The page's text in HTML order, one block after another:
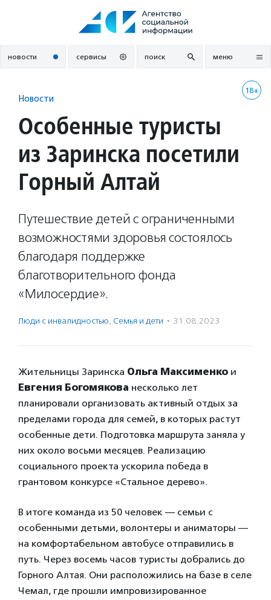
новости сервисы поиск меню
18+
Новости
Особенные туристы
из Заринска посетили
Горный Алтай
Путешествие детей с ограниченными
возможностями здоровья состоялось
благодаря поддержке
благотворительного фонда
«Милосердие».
Люди с инвалидностью, Семья и дети · 31.08.2023
Жительницы Заринска Ольга Максименко и
Евгения Богомякова несколько лет
планировали организовать активный отдых за
пределами города для семей, в которых растут
особенные дети. Подготовка маршрута заняла у
них около восьми месяцев. Реализацию
социального проекта ускорила победа в
грантовом конкурсе «Стальное дерево».
В итоге команда из 50 человек — семьи с
особенными детьми, волонтеры и аниматоры —
на комфортабельном автобусе отправились в
путь. Через восемь часов туристы добрались до
Горного Алтая. Они расположились на базе в селе
Чемал, где прошли импровизированное